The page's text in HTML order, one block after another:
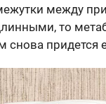
между
то
снова придется